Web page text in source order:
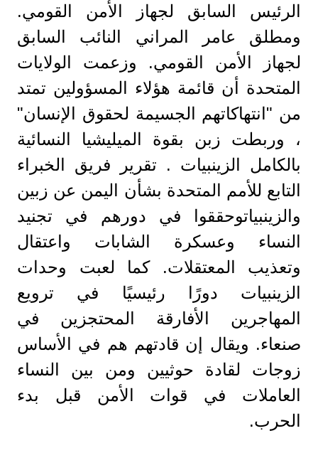
الرئيس السابق لجهاز الأمن القومي.
ومطلق عامر المراني النائب السابق
لجهاز الأمن القومي. وزعمت الولايات
المتحدة أن قائمة هؤلاء المسؤولين تمتد
من "انتهاكاتهم الجسيمة لحقوق الإنسان"
، وربطت زبن بقوة الميليشيا النسائية
بالكامل الزينبيات . تقرير فريق الخبراء
التابع للأمم المتحدة بشأن اليمن عن زبين
والزينبياتوحققوا في دورهم في تجنيد
النساء وعسكرة الشابات واعتقال
وتعذيب المعتقلات. كما لعبت وحدات
الزينبيات دورًا رئيسيًا في ترويع
المهاجرين الأفارقة المحتجزين في
صنعاء. ويقال إن قادتهم هم في الأساس
زوجات لقادة حوثيين ومن بين النساء
العاملات في قوات الأمن قبل بدء
الحرب.